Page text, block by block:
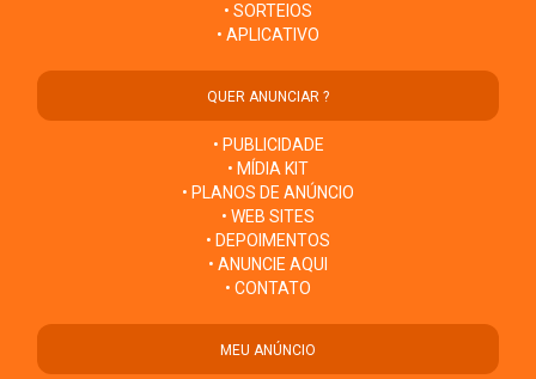
• SORTEIOS
• APLICATIVO
QUER ANUNCIAR ?
• PUBLICIDADE
• MÍDIA KIT
• PLANOS DE ANÚNCIO
• WEB SITES
• DEPOIMENTOS
• ANUNCIE AQUI
• CONTATO
MEU ANÚNCIO